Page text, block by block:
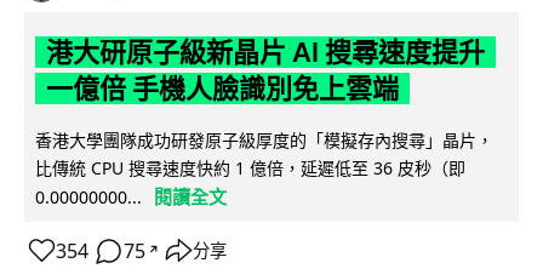
港大研原子級新晶片 AI 搜尋速度提升
一億倍 手機人臉識別免上雲端
香港大學團隊成功研發原子級厚度的「模擬存內搜尋」晶片，
比傳統 CPU 搜尋速度快約 1 億倍，延遲低至 36 皮秒（即
0.00000000...
閱讀全文
354 75 ↗ 分享